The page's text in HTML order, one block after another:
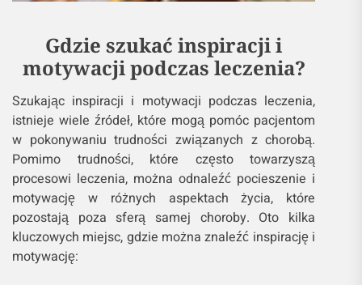
Gdzie szukać inspiracji i
motywacji podczas leczenia?
Szukając inspiracji i motywacji podczas leczenia,
istnieje wiele źródeł, które mogą pomóc pacjentom
w pokonywaniu trudności związanych z chorobą.
Pomimo trudności, które często towarzyszą
procesowi leczenia, można odnaleźć pocieszenie i
motywację w różnych aspektach życia, które
pozostają poza sferą samej choroby. Oto kilka
kluczowych miejsc, gdzie można znaleźć inspirację i
motywację: